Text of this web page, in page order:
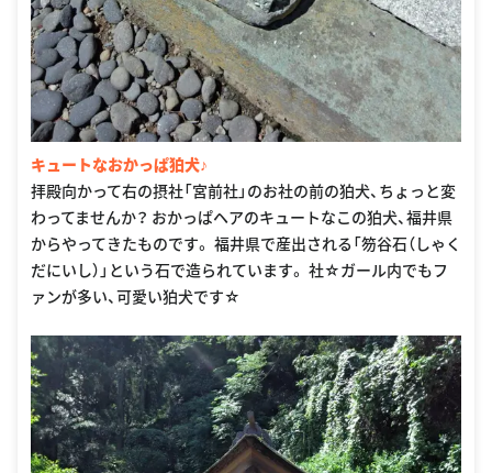
キュートなおかっぱ狛犬♪
拝殿向かって右の摂社「宮前社」のお社の前の狛犬、ちょっと変
わってませんか？ おかっぱヘアのキュートなこの狛犬、福井県
からやってきたものです。 福井県で産出される「笏谷石（しゃく
だにいし）」という石で造られています。 社☆ガール内でもフ
ァンが多い、可愛い狛犬です☆